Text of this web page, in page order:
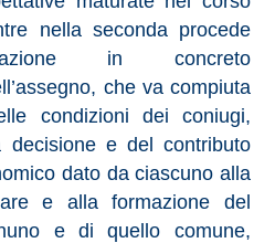
nella seconda procede
in concreto
che va compiuta
condizioni dei coniugi,
decisione e del contributo
dato da ciascuno alla
e alla formazione del
e di quello comune,